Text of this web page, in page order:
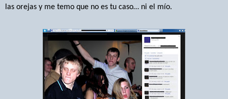
las orejas y me temo que no es tu caso… ni el mío.